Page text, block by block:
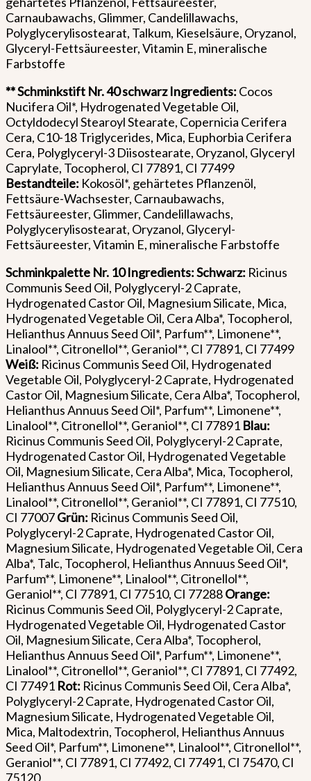
Carnaubawachs, Glimmer, Candelillawachs,
Polyglycerylisostearat, Talkum, Kieselsäure, Oryzanol,
Glyceryl-Fettsäureester, Vitamin E, mineralische
Farbstoffe
** Schminkstift Nr. 40 schwarz Ingredients: Cocos
Nucifera Oil*, Hydrogenated Vegetable Oil,
Octyldodecyl Stearoyl Stearate, Copernicia Cerifera
Cera, C10-18 Triglycerides, Mica, Euphorbia Cerifera
Cera, Polyglyceryl-3 Diisostearate, Oryzanol, Glyceryl
Caprylate, Tocopherol, CI 77891, CI 77499
Bestandteile: Kokosöl*, gehärtetes Pflanzenöl,
Fettsäure-Wachsester, Carnaubawachs,
Fettsäureester, Glimmer, Candelillawachs,
Polyglycerylisostearat, Oryzanol, Glyceryl-
Fettsäureester, Vitamin E, mineralische Farbstoffe
Schminkpalette Nr. 10Ingredients: Schwarz: Ricinus
Communis Seed Oil, Polyglyceryl-2 Caprate,
Hydrogenated Castor Oil, Magnesium Silicate, Mica,
Hydrogenated Vegetable Oil, Cera Alba*, Tocopherol,
Helianthus Annuus Seed Oil*, Parfum**, Limonene**,
Linalool**, Citronellol**, Geraniol**, CI 77891, CI 77499
Weiß: Ricinus Communis Seed Oil, Hydrogenated
Vegetable Oil, Polyglyceryl-2 Caprate, Hydrogenated
Castor Oil, Magnesium Silicate, Cera Alba*, Tocopherol,
Helianthus Annuus Seed Oil*, Parfum**, Limonene**,
Linalool**, Citronellol**, Geraniol**, CI 77891 Blau:
Ricinus Communis Seed Oil, Polyglyceryl-2 Caprate,
Hydrogenated Castor Oil, Hydrogenated Vegetable
Oil, Magnesium Silicate, Cera Alba*, Mica, Tocopherol,
Helianthus Annuus Seed Oil*, Parfum**, Limonene**,
Linalool**, Citronellol**, Geraniol**, CI 77891, CI 77510,
CI 77007Grün: Ricinus Communis Seed Oil,
Polyglyceryl-2 Caprate, Hydrogenated Castor Oil,
Magnesium Silicate, Hydrogenated Vegetable Oil, Cera
Alba*, Talc, Tocopherol, Helianthus Annuus Seed Oil*,
Parfum**, Limonene**, Linalool**, Citronellol**,
Geraniol**, CI 77891, CI 77510, CI 77288Orange:
Ricinus Communis Seed Oil, Polyglyceryl-2 Caprate,
Hydrogenated Vegetable Oil, Hydrogenated Castor
Oil, Magnesium Silicate, Cera Alba*, Tocopherol,
Helianthus Annuus Seed Oil*, Parfum**, Limonene**,
Linalool**, Citronellol**, Geraniol**, CI 77891, CI 77492,
CI 77491 Rot: Ricinus Communis Seed Oil, Cera Alba*,
Polyglyceryl-2 Caprate, Hydrogenated Castor Oil,
Magnesium Silicate, Hydrogenated Vegetable Oil,
Mica, Maltodextrin, Tocopherol, Helianthus Annuus
Seed Oil*, Parfum**, Limonene**, Linalool**, Citronellol**,
Geraniol**, CI 77891, CI 77492, CI 77491, CI 75470, CI
75120